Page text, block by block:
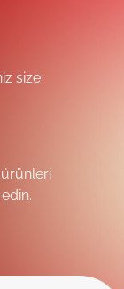
size